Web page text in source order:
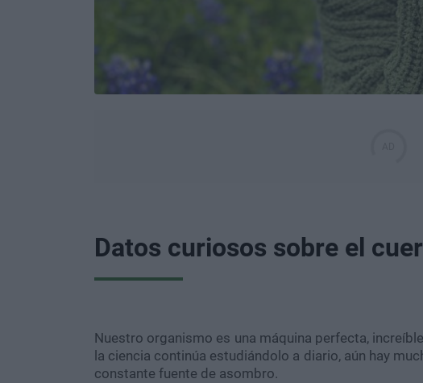
Datos curiosos sobre el
Nuestro organismo es una máquina perfecta,
la ciencia continúa estudiándolo a diario, aún hay
constante fuente de asombro.